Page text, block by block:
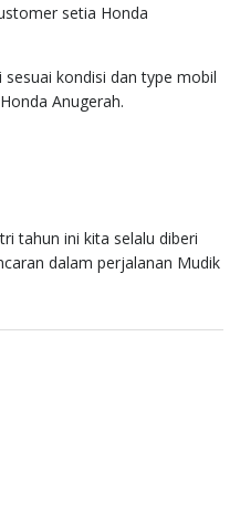
setia Honda
kondisi dan type mobil
Anugerah.
tahun ini kita selalu diberi
dalam perjalanan Mudik